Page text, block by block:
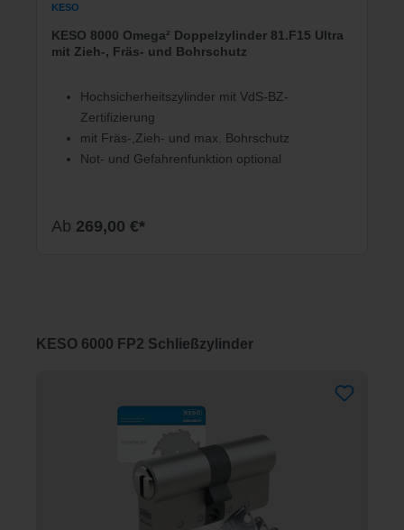
KESO
KESO 8000 Omega² Doppelzylinder 81.F15 Ultra
mit Zieh-, Fräs- und Bohrschutz
Hochsicherheitszylinder mit VdS-BZ-
Zertifizierung
mit Fräs-,Zieh- und max. Bohrschutz
Not- und Gefahrenfunktion optional
Ab 269,00 €*
Produktgalerie überspringen
KESO 6000 FP2 Schließzylinder